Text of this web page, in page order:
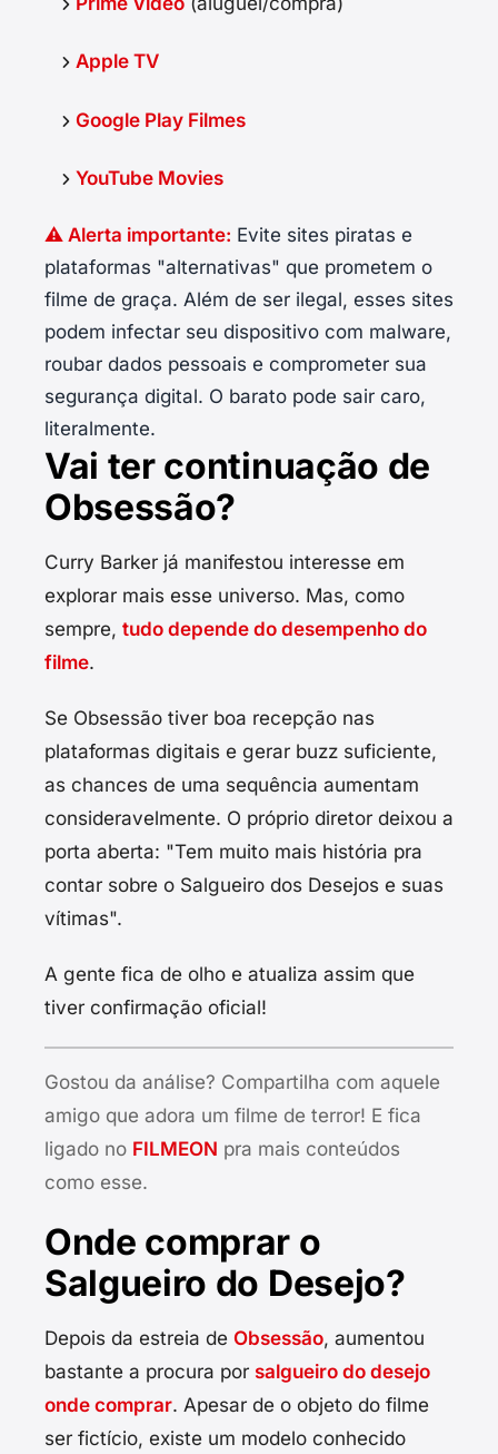
Apple TV
Google Play Filmes
YouTube Movies
⚠️ Alerta importante: Evite sites piratas e
plataformas "alternativas" que prometem o
filme de graça. Além de ser ilegal, esses sites
podem infectar seu dispositivo com malware,
roubar dados pessoais e comprometer sua
segurança digital. O barato pode sair caro,
literalmente.
Vai ter continuação de
Obsessão?
Curry Barker já manifestou interesse em
explorar mais esse universo. Mas, como
sempre, tudo depende do desempenho do
filme.
Se Obsessão tiver boa recepção nas
plataformas digitais e gerar buzz suficiente,
as chances de uma sequência aumentam
consideravelmente. O próprio diretor deixou a
porta aberta: "Tem muito mais história pra
contar sobre o Salgueiro dos Desejos e suas
vítimas".
A gente fica de olho e atualiza assim que
tiver confirmação oficial!
Gostou da análise? Compartilha com aquele
amigo que adora um filme de terror! E fica
ligado no FILMEON pra mais conteúdos
como esse.
Onde comprar o
Salgueiro do Desejo?
Depois da estreia de Obsessão, aumentou
bastante a procura por salgueiro do desejo
onde comprar. Apesar de o objeto do filme
ser fictício, existe um modelo conhecido